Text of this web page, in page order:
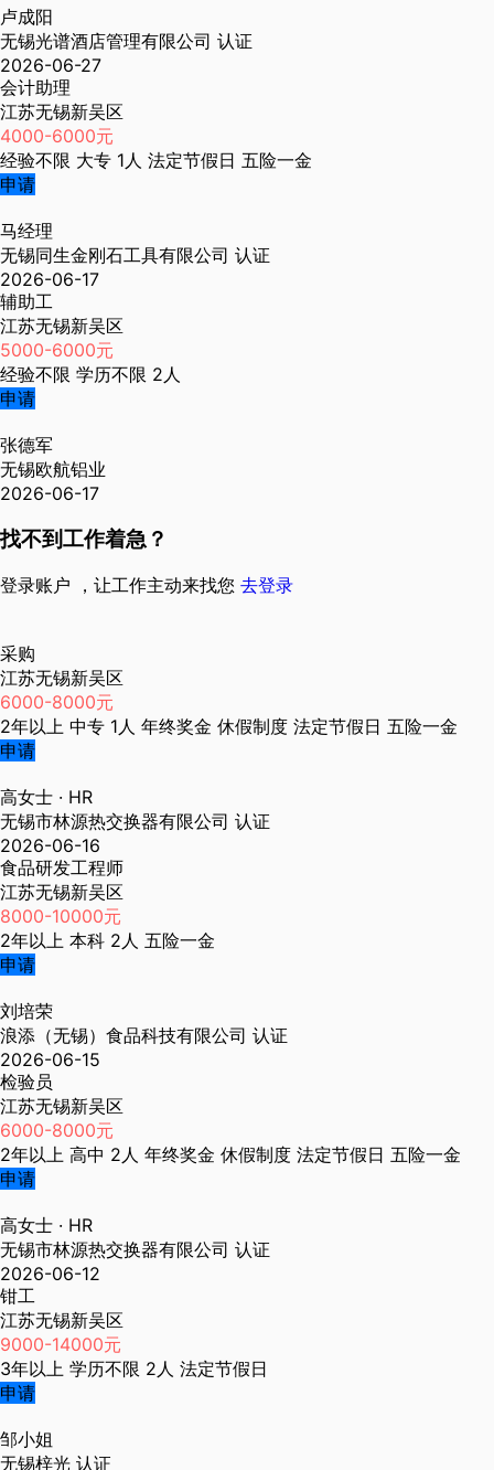
卢成阳
无锡光谱酒店管理有限公司 认证
2026-06-27
会计助理
江苏无锡新吴区
4000-6000元
经验不限 大专 1人 法定节假日 五险一金
申请
马经理
无锡同生金刚石工具有限公司 认证
2026-06-17
辅助工
江苏无锡新吴区
5000-6000元
经验不限 学历不限 2人
申请
张德军
无锡欧航铝业
2026-06-17
找不到工作着急？
登录账户 ，让工作主动来找您 去登录
采购
江苏无锡新吴区
6000-8000元
2年以上 中专 1人 年终奖金 休假制度 法定节假日 五险一金
申请
高女士 · HR
无锡市林源热交换器有限公司 认证
2026-06-16
食品研发工程师
江苏无锡新吴区
8000-10000元
2年以上 本科 2人 五险一金
申请
刘培荣
浪添（无锡）食品科技有限公司 认证
2026-06-15
检验员
江苏无锡新吴区
6000-8000元
2年以上 高中 2人 年终奖金 休假制度 法定节假日 五险一金
申请
高女士 · HR
无锡市林源热交换器有限公司 认证
2026-06-12
钳工
江苏无锡新吴区
9000-14000元
3年以上 学历不限 2人 法定节假日
申请
邹小姐
无锡梓光 认证